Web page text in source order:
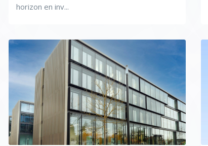
horizon en inv...